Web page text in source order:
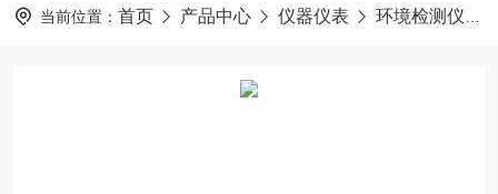
当前位置： 首页 产品中心 仪器仪表 环境检测仪器